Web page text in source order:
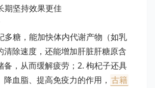
期坚持效果更佳
多糖，能加快体内代谢产物（如乳
清除速度，还能增加肝脏肝糖原含
备，从而缓解疲劳；2. 枸杞子还具
血脂、提高免疫力的作用， 古籍